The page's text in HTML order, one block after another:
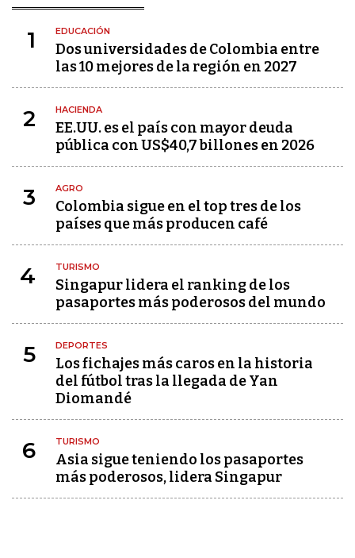
1 EDUCACIÓN
Dos universidades de Colombia entre
las 10 mejores de la región en 2027
2 HACIENDA
EE.UU. es el país con mayor deuda
pública con US$40,7 billones en 2026
3 AGRO
Colombia sigue en el top tres de los
países que más producen café
4 TURISMO
Singapur lidera el ranking de los
pasaportes más poderosos del mundo
5 DEPORTES
Los fichajes más caros en la historia
del fútbol tras la llegada de Yan
Diomandé
6 TURISMO
Asia sigue teniendo los pasaportes
más poderosos, lidera Singapur